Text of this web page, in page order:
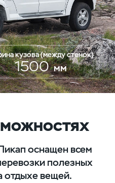
кузова (между стенок)
1500мм
оснащен всем
полезных
отдыхе вещей.